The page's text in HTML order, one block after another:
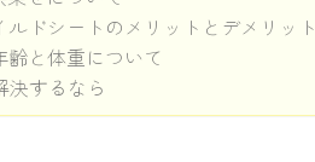
ルドシートのメリットとデメリット
齢と体重について
決するなら